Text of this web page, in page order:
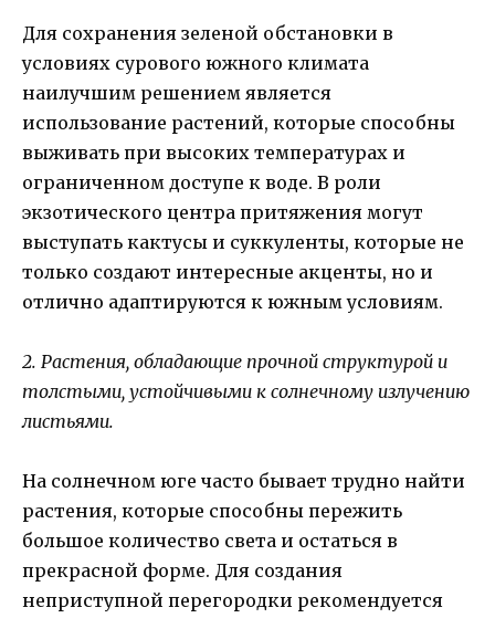
Для сохранения зеленой обстановки в
условиях сурового южного климата
наилучшим решением является
использование растений, которые способны
выживать при высоких температурах и
ограниченном доступе к воде. В роли
экзотического центра притяжения могут
выступать кактусы и суккуленты, которые не
только создают интересные акценты, но и
отлично адаптируются к южным условиям.
2. Растения, обладающие прочной структурой и
толстыми, устойчивыми к солнечному излучению
листьями.
На солнечном юге часто бывает трудно найти
растения, которые способны пережить
большое количество света и остаться в
прекрасной форме. Для создания
неприступной перегородки рекомендуется